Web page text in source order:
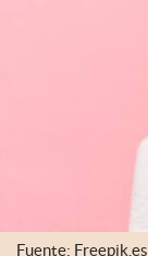
Fuente: Freepik.es